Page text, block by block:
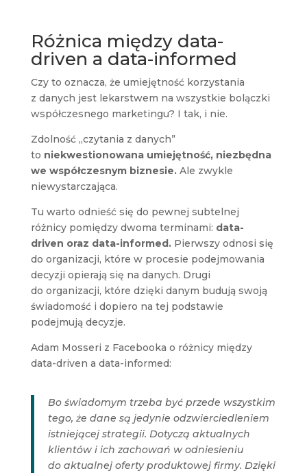
Różnica między data-
driven a data-informed
Czy to oznacza, że umiejętność korzystania
z danych jest lekarstwem na wszystkie bolączki
współczesnego marketingu? I tak, i nie.
Zdolność „czytania z danych”
to niekwestionowana umiejętność, niezbędna
we współczesnym biznesie.Ale zwykle
niewystarczająca.
Tu warto odnieść się do pewnej subtelnej
różnicy pomiędzy dwoma terminami: data-
driven oraz data-informed.Pierwszy odnosi się
do organizacji, które w procesie podejmowania
decyzji opierają się na danych. Drugi
do organizacji, które dzięki danym budują swoją
świadomość i dopiero na tej podstawie
podejmują decyzje.
Adam Mosseri z Facebooka o różnicy między
data-driven a data-informed:
Bo świadomym trzeba być przede wszystkim
tego, że dane są jedynie odzwierciedleniem
istniejącej strategii. Dotyczą aktualnych
klientów i ich zachowań w odniesieniu
do aktualnej oferty produktowej firmy. Dzięki